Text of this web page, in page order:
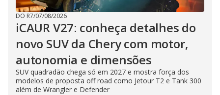
DO R7/07/08/2026
iCAUR V27: conheça detalhes do
novo SUV da Chery com motor,
autonomia e dimensões
SUV quadradão chega só em 2027 e mostra força dos
modelos de proposta off road como Jetour T2 e Tank 300
além de Wrangler e Defender